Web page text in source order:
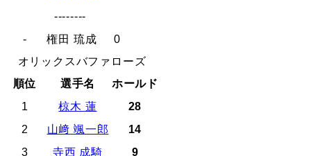
--------
-
権田 琉成
0
オリックスバファローズ
順位
選手名
ホールド
1
椋木 蓮
28
2
山﨑 颯一郎
14
3
寺西 成騎
9